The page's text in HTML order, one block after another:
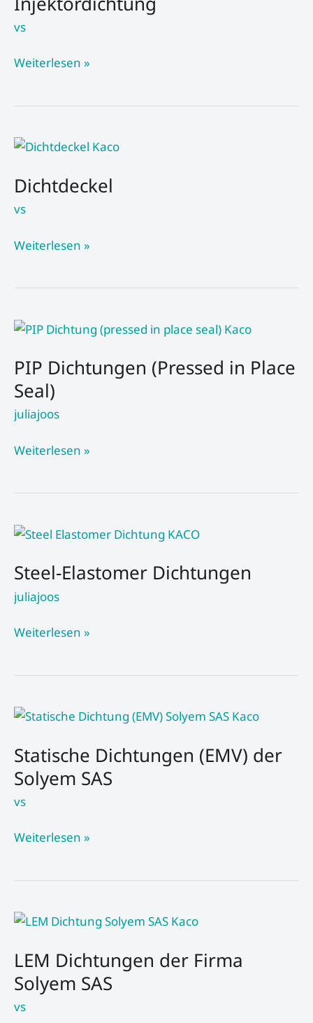
vs
Weiterlesen »
Dichtdeckel
vs
Dichtdeckel
Weiterlesen »
PIP Dichtungen (Pressed in Place
Seal)
juliajoos
PIP
(Pressed
in
Place
Seal)
Weiterlesen »
Steel-Elastomer Dichtungen
juliajoos
Steel-
Dichtungen
Weiterlesen »
Statische Dichtungen (EMV) der
Solyem SAS
vs
Statische
(EMV)
der
Solyem
SAS
Weiterlesen »
LEM Dichtungen der Firma
Solyem SAS
vs
LEM
der
Firma
Solyem
SAS